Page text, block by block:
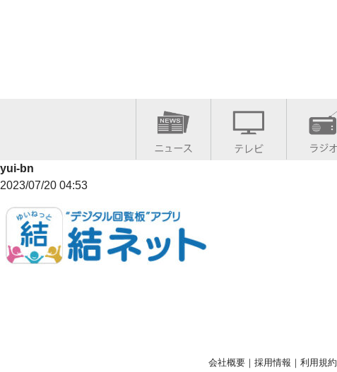
yui-bn
2023/07/20 04:53
会社概要｜ 採用情報 ｜ 利用規約